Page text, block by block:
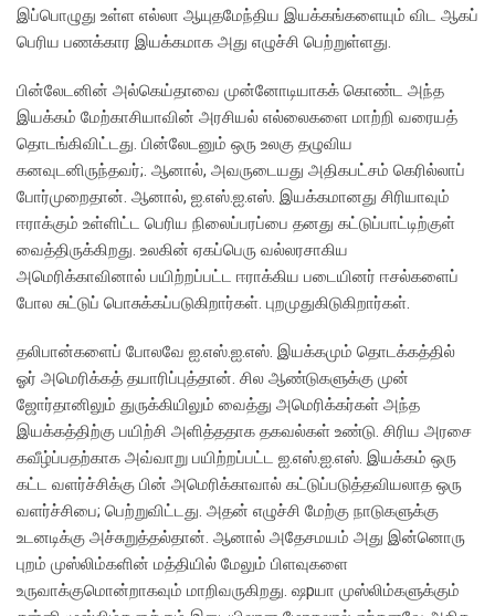
இப்பொழுது உள்ள எல்லா ஆயுதமேந்திய இயக்கங்களையும் விட ஆகப்
பெரிய பணக்கார இயக்கமாக அது எழுச்சி பெற்றுள்ளது.
பின்லேடனின் அல்கெய்தாவை முன்னோடியாகக் கொண்ட அந்த
இயக்கம் மேற்காசியாவின் அரசியல் எல்லைகளை மாற்றி வரையத்
தொடங்கிவிட்டது. பின்லேடனும் ஒரு உலகு தழுவிய
கனவுடனிருந்தவர்;. ஆனால், அவருடையது அதிகபட்சம் கெரில்லாப்
போர்முறைதான். ஆனால், ஐ.எஸ்.ஐ.எஸ். இயக்கமானது சிரியாவும்
ஈராக்கும் உள்ளிட்ட பெரிய நிலைப்பரப்பை தனது கட்டுப்பாட்டிற்குள்
வைத்திருக்கிறது. உலகின் ஏகப்பெரு வல்லரசாகிய
அமெரிக்காவினால் பயிற்றப்பட்ட ஈராக்கிய படையினர் ஈசல்களைப்
போல சுட்டுப் பொசுக்கப்படுகிறார்கள். புறமுதுகிடுகிறார்கள்.
தலிபான்களைப் போலவே ஐ.எஸ்.ஐ.எஸ். இயக்கமும் தொடக்கத்தில்
ஓர் அமெரிக்கத் தயாரிப்புத்தான். சில ஆண்டுகளுக்கு முன்
ஜோர்தானிலும் துருக்கியிலும் வைத்து அமெரிக்கர்கள் அந்த
இயக்கத்திற்கு பயிற்சி அளித்ததாக தகவல்கள் உண்டு. சிரிய அரசை
கவீழ்ப்பதற்காக அவ்வாறு பயிற்றப்பட்ட ஐ.எஸ்.ஐ.எஸ். இயக்கம் ஒரு
கட்ட வளர்ச்சிக்கு பின் அமெரிக்காவால் கட்டுப்படுத்தவியலாத ஒரு
வளர்ச்சிபை; பெற்றுவிட்டது. அதன் எழுச்சி மேற்கு நாடுகளுக்கு
உடனடிக்கு அச்சுறுத்தல்தான். ஆனால் அதேசமயம் அது இன்னொரு
புறம் முஸ்லிம்களின் மத்தியில் மேலும் பிளவுகளை
உருவாக்குமொன்றாகவும் மாறிவருகிறது. ஷpயா முஸ்லிம்களுக்கும்